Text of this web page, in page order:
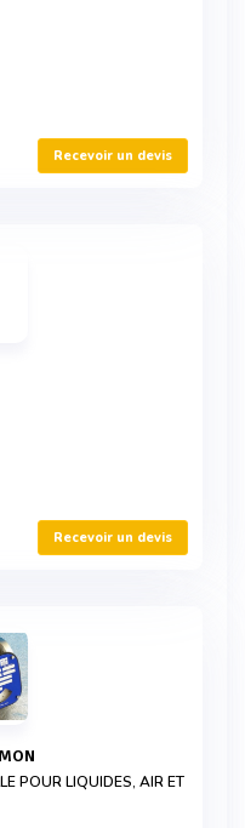
Recevoir un devis
Recevoir un devis
POUR LIQUIDES, AIR ET